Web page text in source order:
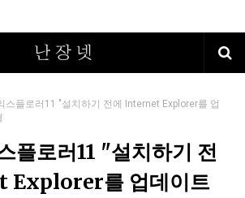
스플로러11 "설치하기 전에 Internet Explorer를 업
플로러11 "설치하기 전
Explorer를 업데이트